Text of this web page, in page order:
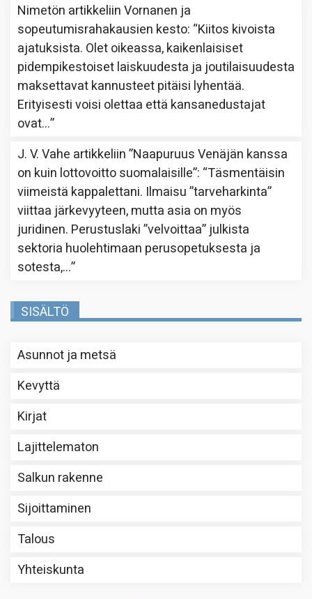
Nimetön artikkeliinVornanen ja
sopeutumisrahakausien kesto: “Kiitos kivoista
ajatuksista. Olet oikeassa, kaikenlaisiset
pidempikestoiset laiskuudesta ja joutilaisuudesta
maksettavat kannusteet pitäisi lyhentää.
Erityisesti voisi olettaa että kansanedustajat
ovat…”
J. V. Vahe artikkeliin”Naapuruus Venäjän kanssa
on kuin lottovoitto suomalaisille”: “Täsmentäisin
viimeistä kappalettani. Ilmaisu ”tarveharkinta”
viittaa järkevyyteen, mutta asia on myös
juridinen. Perustuslaki ”velvoittaa” julkista
sektoria huolehtimaan perusopetuksesta ja
sotesta,…”
SISÄLTÖ
Asunnot ja metsä
Kevyttä
Kirjat
Lajittelematon
Salkun rakenne
Sijoittaminen
Talous
Yhteiskunta